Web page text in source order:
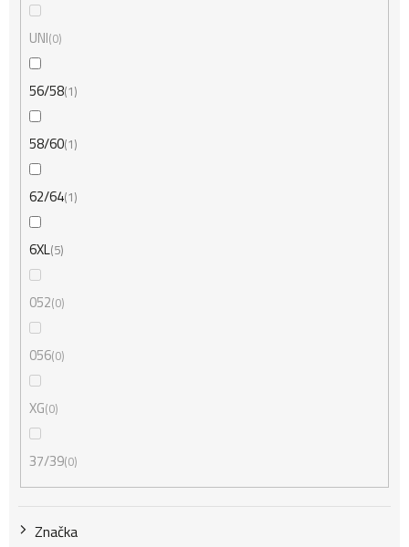
UNI 0
56/58 1
58/60 1
62/64 1
6XL 5
052 0
056 0
XG 0
37/39 0
Značka